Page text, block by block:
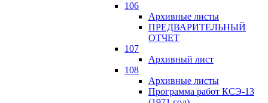
106
Архивные листы
ПРЕДВАРИТЕЛЬНЫЙ
ОТЧЕТ
107
Архивный лист
108
Архивные листы
Программа работ КСЭ-13